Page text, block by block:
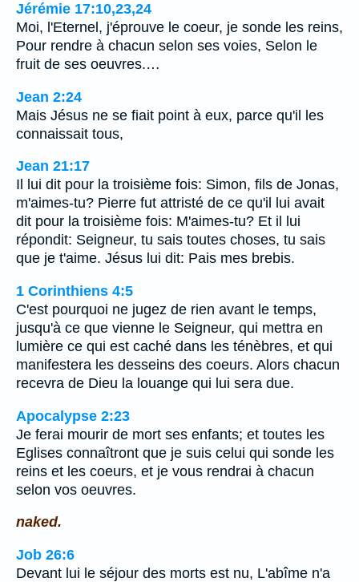
Jérémie 17:10,23,24
Moi, l'Eternel, j'éprouve le coeur, je sonde les reins,
Pour rendre à chacun selon ses voies, Selon le
fruit de ses oeuvres.…
Jean 2:24
Mais Jésus ne se fiait point à eux, parce qu'il les
connaissait tous,
Jean 21:17
Il lui dit pour la troisième fois: Simon, fils de Jonas,
m'aimes-tu? Pierre fut attristé de ce qu'il lui avait
dit pour la troisième fois: M'aimes-tu? Et il lui
répondit: Seigneur, tu sais toutes choses, tu sais
que je t'aime. Jésus lui dit: Pais mes brebis.
1 Corinthiens 4:5
C'est pourquoi ne jugez de rien avant le temps,
jusqu'à ce que vienne le Seigneur, qui mettra en
lumière ce qui est caché dans les ténèbres, et qui
manifestera les desseins des coeurs. Alors chacun
recevra de Dieu la louange qui lui sera due.
Apocalypse 2:23
Je ferai mourir de mort ses enfants; et toutes les
Eglises connaîtront que je suis celui qui sonde les
reins et les coeurs, et je vous rendrai à chacun
selon vos oeuvres.
naked.
Job 26:6
Devant lui le séjour des morts est nu, L'abîme n'a